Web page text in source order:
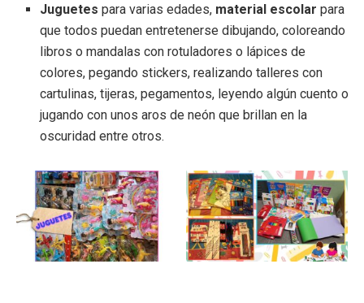
Juguetes para varias edades, material escolar para
que todos puedan entretenerse dibujando, coloreando
libros o mandalas con rotuladores o lápices de
colores, pegando stickers, realizando talleres con
cartulinas, tijeras, pegamentos, leyendo algún cuento o
jugando con unos aros de neón que brillan en la
oscuridad entre otros.